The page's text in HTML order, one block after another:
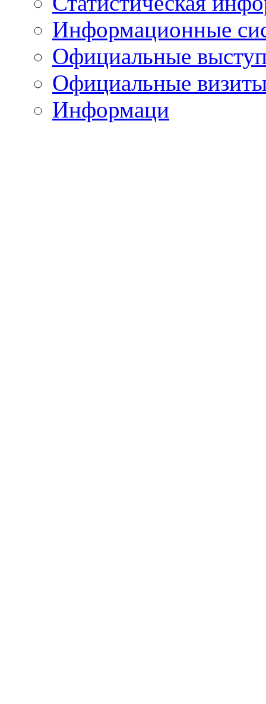
Информационные
Официальные
Официальные
Информаци